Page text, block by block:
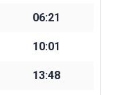
06:21
10:01
13:48